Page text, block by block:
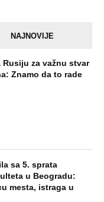
NAJNOVIJE
Rusiju za važnu stvar
Znamo da to rade
sa 5. sprata
u Beogradu:
mesta, istraga u